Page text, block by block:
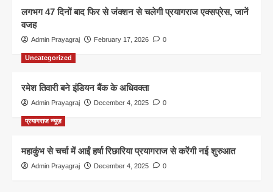
लगभग 47 दिनों बाद फिर से जंक्शन से चलेगी प्रयागराज एक्सप्रेस, जानें
वजह
Admin Prayagraj February 17, 2026 0
Uncategorized
रमेश तिवारी बने इंडियन बैंक के अधिवक्ता
Admin Prayagraj December 4, 2025 0
प्रयागराज न्यूज़
महाकुंभ से चर्चा में आईं हर्षा रिछारिया प्रयागराज से करेंगी नई शुरुआत
Admin Prayagraj December 4, 2025 0